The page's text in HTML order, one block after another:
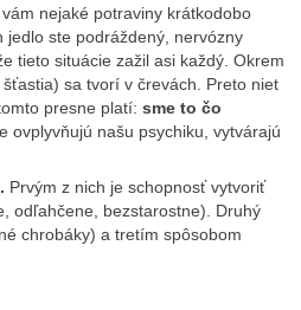
nejaké potraviny krátkodobo
ste podráždený, nervózny
tieto situácie zažil asi každý. Okrem
sa tvorí v črevách. Preto niet
presne platí: sme to čo
ovplyvňujú našu psychiku, vytvárajú
Prvým z nich je schopnosť vytvoriť
odľahčene, bezstarostne). Druhý
chrobáky) a tretím spôsobom